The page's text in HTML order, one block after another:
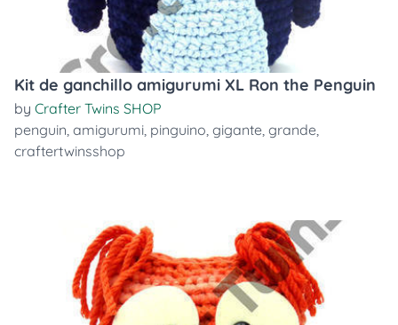
Kit de ganchillo amigurumi XL Ron the Penguin
by Crafter Twins SHOP
penguin, amigurumi, pinguino, gigante, grande,
craftertwinsshop